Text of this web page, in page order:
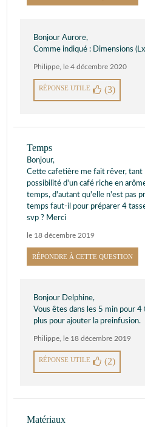
Bonjour Aurore,
Comme indiqué : Dimensions
Philippe le 4 décembre 2020
RÉPONSE UTILE (3)
Temps
Bonjour,
Cette cafetière me fait rêver, tant
possibilité d'un café riche en
temps, d'autant qu'elle n'est pas
temps faut-il pour préparer 4
svp ? Merci
le 18 décembre 2019
RÉPONDRE À CETTE QUESTION
Bonjour Delphine,
Vous êtes dans les 5 min pour
plus pour ajouter la preinfusion.
Philippe le 18 décembre 2019
RÉPONSE UTILE (2)
Matériaux